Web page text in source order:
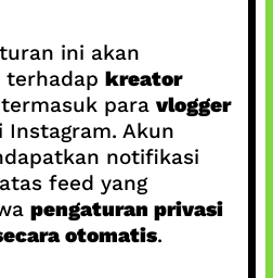
ini akan
terhadap kreator
para vlogger
Akun
notifikasi
feed yang
pengaturan privasi
otomatis.